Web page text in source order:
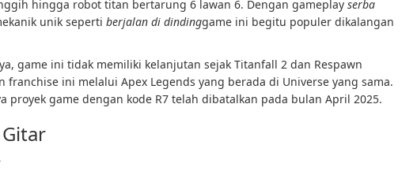
hingga robot titan bertarung 6 lawan 6. Dengan gameplay serba
unik seperti berjalan di dindinggame ini begitu populer dikalangan
game ini tidak memiliki kelanjutan sejak Titanfall 2 dan Respawn
franchise ini melalui Apex Legends yang berada di Universe yang sama.
proyek game dengan kode R7 telah dibatalkan pada bulan April 2025.